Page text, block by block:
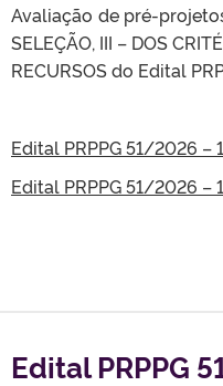
Avaliação de pré-
SELEÇÃO, III – DOS
RECURSOS do Edital
Edital PRPPG 51/2026 –
Edital PRPPG 51/2026 –
Edital PRPPG